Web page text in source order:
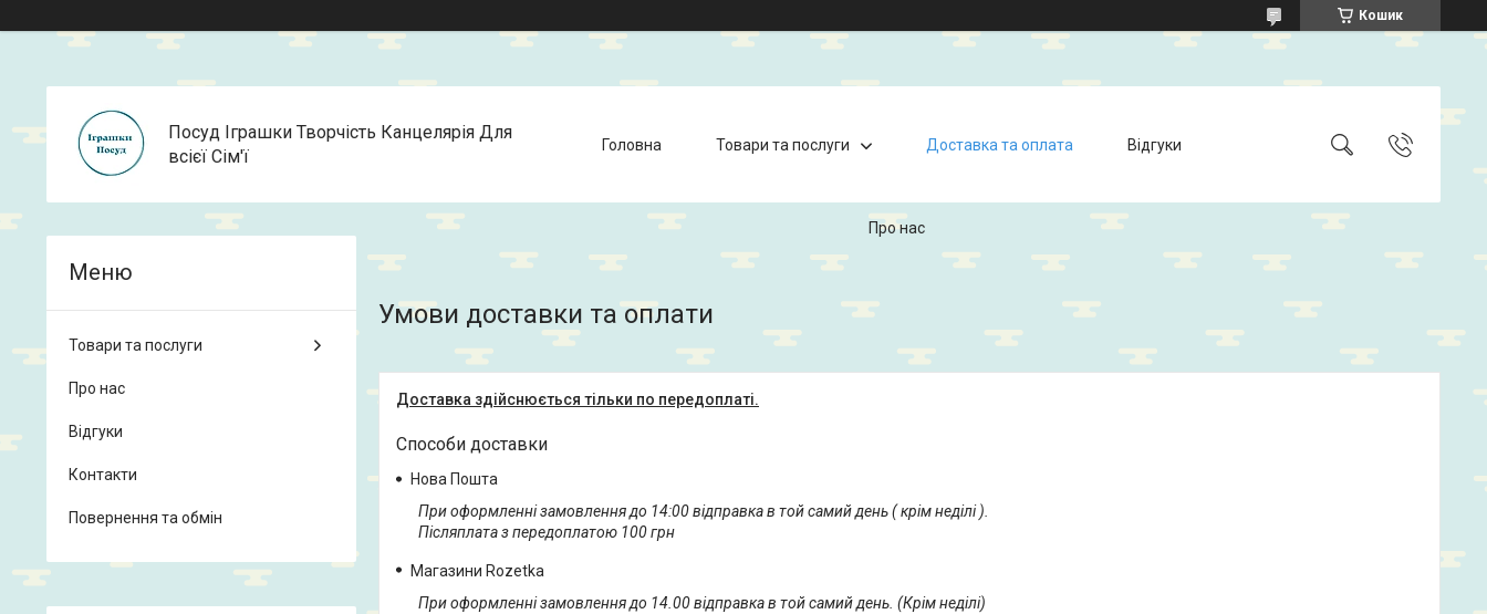
Кошик
Посуд Іграшки Творчість Канцелярія Для
всієї Сім'ї
Головна Товари та послуги Доставка та оплата Відгуки
Про нас
Умови доставки та оплати
Доставка здійснюється тільки по передоплаті.
Способи доставки
Нова Пошта
При оформленні замовлення до 14:00 відправка в той самий день ( крім неділі ).
Післяплата з передоплатою 100 грн
Магазини Rozetka
При оформленні замовлення до 14.00 відправка в той самий день. (Крім неділі)
Товари та послуги
Про нас
Відгуки
Контакти
Повернення та обмін